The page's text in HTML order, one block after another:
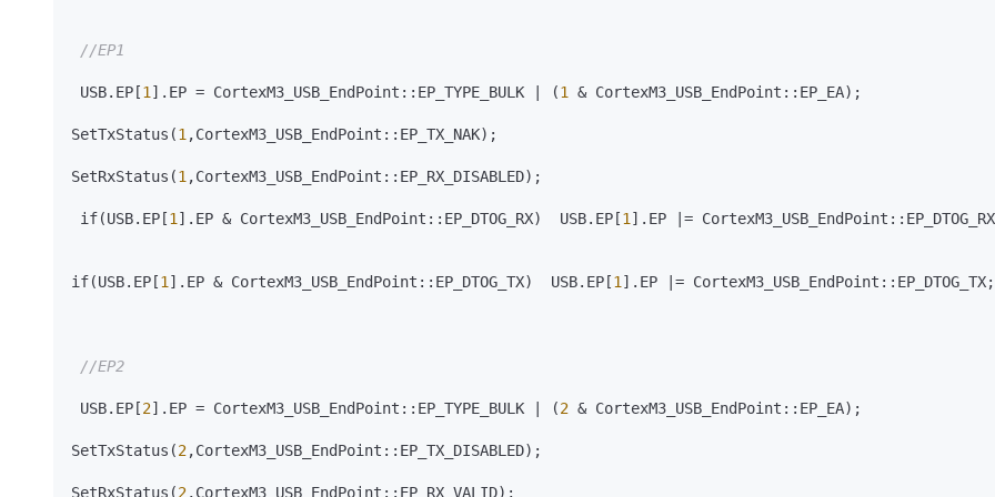
//EP1
USB.EP[1 ].EP = CortexM3_USB_EndPoint::EP_TYPE_BULK | (1 & CortexM3_USB_EndPoint::EP_EA) ;
SetTxStatus(1 ,CortexM3_USB_EndPoint::EP_TX_NAK) ;
SetRxStatus(1 ,CortexM3_USB_EndPoint::EP_RX_DISABLED) ;
if(USB.EP[1 ].EP & CortexM3_USB_EndPoint::EP_DTOG_RX)  USB.EP[1 ].EP |= CortexM3_USB_EndPoint::EP_DTOG_RX
if(USB.EP[1 ].EP & CortexM3_USB_EndPoint::EP_DTOG_TX)  USB.EP[1 ].EP |= CortexM3_USB_EndPoint::EP_DTOG_TX;
//EP2
USB.EP[2].EP = CortexM3_USB_EndPoint::EP_TYPE_BULK | (2 & CortexM3_USB_EndPoint::EP_EA) ;
SetTxStatus(2,CortexM3_USB_EndPoint::EP_TX_DISABLED) ;
SetRxStatus(2,CortexM3_USB_EndPoint::EP_RX_VALID) ;